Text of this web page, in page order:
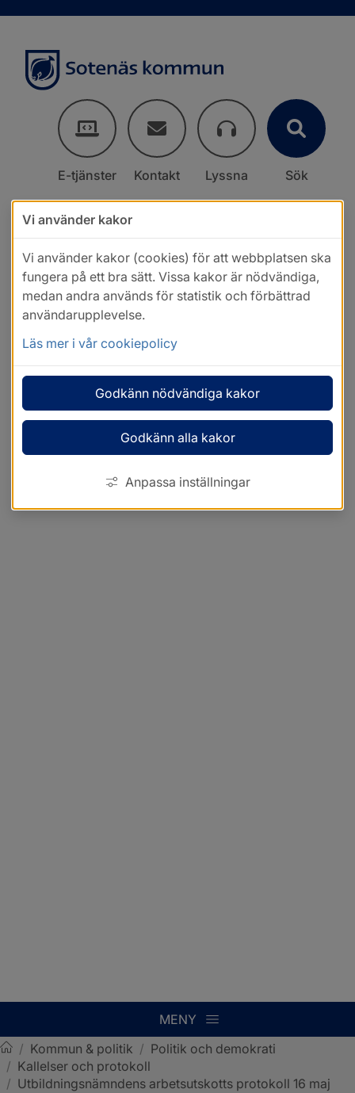
E-tjänster Kontakt Lyssna Sök
MENY
Sotenäs kommun
/ Kommun & politik / Politik och demokrati
/ Kallelser och protokoll
/ Utbildningsnämndens arbetsutskotts protokoll 16 maj
Vi använder kakor
Vi använder kakor (cookies) för att webbplatsen ska
fungera på ett bra sätt. Vissa kakor är nödvändiga,
medan andra används för statistik och förbättrad
användarupplevelse.
Läs mer i vår cookiepolicy
Godkänn nödvändiga kakor
Godkänn alla kakor
Anpassa inställningar